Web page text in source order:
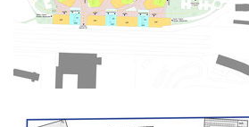
obecní byty dolní břežany